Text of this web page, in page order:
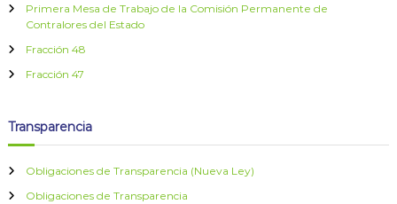
s
Primera Mesa de Trabajo de la Comisión Permanente de
Contralores del Estado
Fracción 48
Fracción 47
Transparencia
Obligaciones de Transparencia (Nueva Ley)
Obligaciones de Transparencia